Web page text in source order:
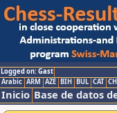
Logged on: Gast
Arabic ARM AZE BIH BUL CAT
Inicio Base de datos